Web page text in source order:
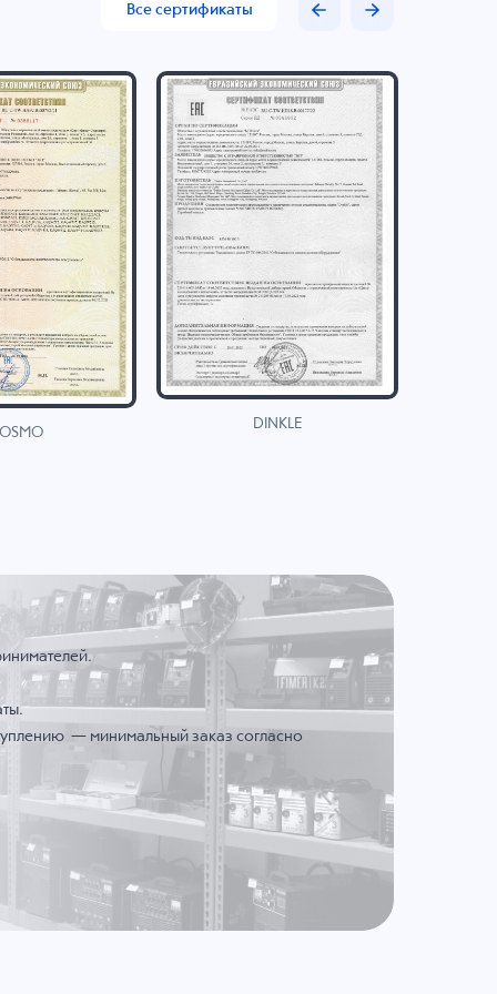
Все сертификаты
DINKLE
— минимальный заказ согласно